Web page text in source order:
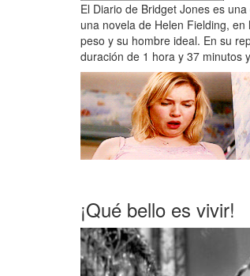
El Diario de Bridget Jones es
una novela de Helen Fielding,
peso y su hombre ideal. En su
duración de 1 hora y 37 minutos
¡Qué bello es vivir!